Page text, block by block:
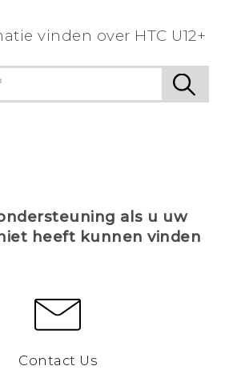
vinden over HTC U12+
als u uw
heeft kunnen vinden
Contact Us